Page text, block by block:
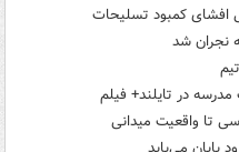
افشای کمبود تسلیحات
نجران شد
تا واقعیت میدانی
پایان می‌یابد